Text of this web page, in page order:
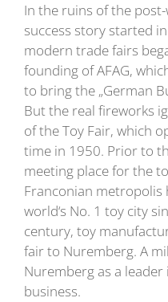
In the ruins of the
success story started
modern trade fairs
founding of AFAG,
to bring the „German
But the real fireworks
of the Toy Fair, which
time in 1950. Prior to
meeting place for the
Franconian
world‘s No. 1 toy city
century, toy
fair to Nuremberg. A
Nuremberg as a
business.